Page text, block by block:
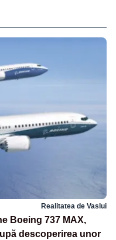
Realitatea de Vaslui
Boeing 737 MAX,
descoperirea unor